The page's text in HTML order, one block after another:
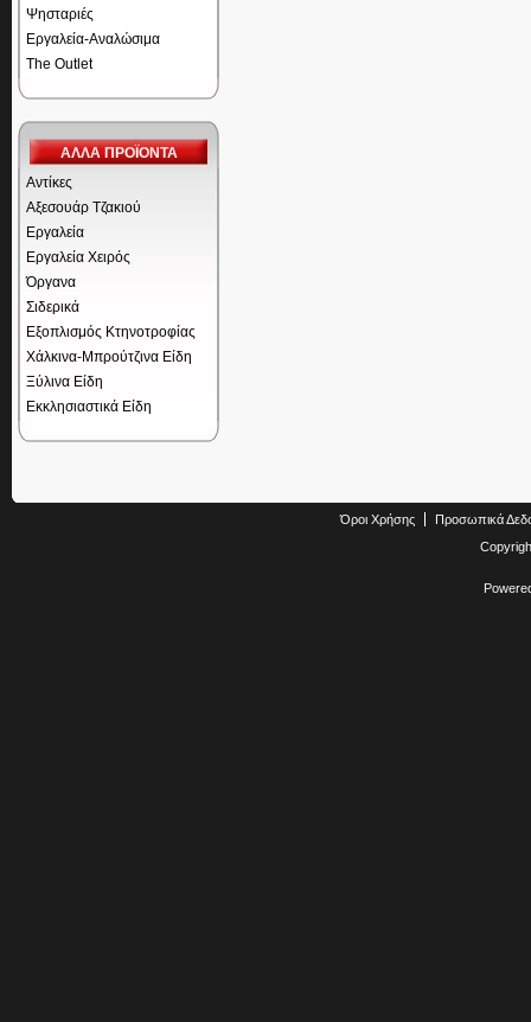
Ψησταριές
Εργαλεία-Αναλώσιμα
The Outlet
ΑΛΛΑ ΠΡΟΪΟΝΤΑ
Αντίκες
Αξεσουάρ Τζακιού
Εργαλεία
Εργαλεία Χειρός
Όργανα
Σιδερικά
Εξοπλισμός Κτηνοτροφίας
Χάλκινα-Μπρούτζινα Είδη
Ξύλινα Είδη
Εκκλησιαστικά Είδη
Όροι Χρήσης
Προσωπικά